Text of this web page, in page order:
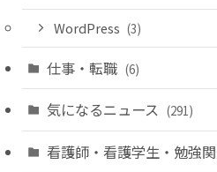
WordPress (3)
仕事・転職 (6)
気になるニュース (291)
看護師・看護学生・勉強